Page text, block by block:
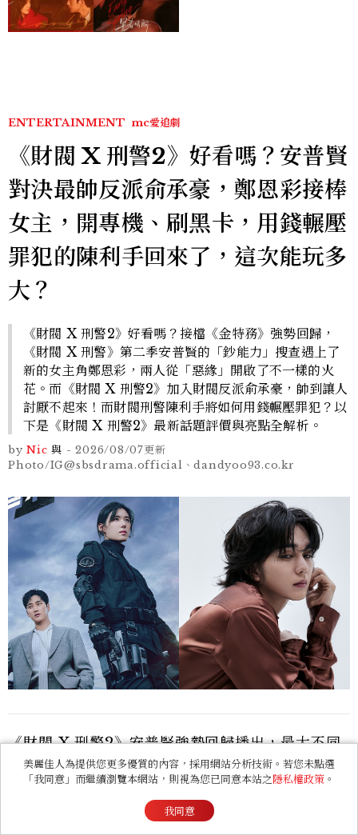
ENTERTAINMENT mc愛追劇
《財閥 X 刑警2》好看嗎？安普賢
對決最帥反派俞承豪，鄭恩彩接棒
女主，開專機、刷黑卡，用錢輾壓
罪犯的陳利手回來了，這次能玩多
大？
《財閥 X 刑警2》好看嗎？接檔《金特務》強勢回歸，
《財閥 X 刑警》第二季安普賢的「鈔能力」搜查遇上了
新的女主角鄭恩彩，兩人從「惡緣」開啟了不一樣的火
花。而《財閥 X 刑警2》加入財閥反派俞承豪，帥到讓人
討厭不起來！而財閥刑警陳利手將如何用錢輾壓罪犯？以
下是《財閥 X 刑警2》最新話題評價與亮點全解析。
by Nic 與 -2026/08/07更新
Photo/IG@sbsdrama.official、dandyoo93.co.kr
《財閥 X 刑警2》安普賢強勢回歸播出，最大不同
點或許就是女主角換成了鄭恩彩成為話題焦點。此
了財力能與安普賢匹敵的俞承豪作為關鍵性的反
美麗佳人為提供您更多優質的內容，採用網站分析技術。若您未點選
「我同意」而繼續瀏覽本網站，則視為您已同意本站之隱私權政策 。
我同意